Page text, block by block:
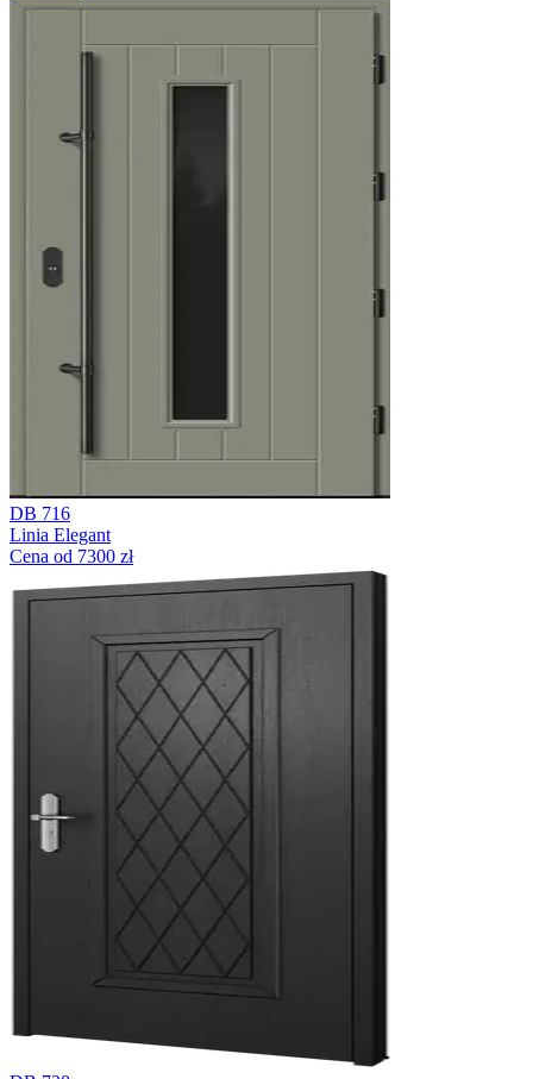
DB 716
Linia Elegant
Cena od 7300 zł